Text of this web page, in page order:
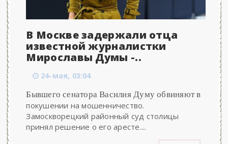
В Москве задержали отца
известной журналистки
Мирославы Думы -..
24-мая, 03:04
Бывшего сенатора Василия Думу обвиняют в
покушении на мошенничество.
Замоскворецкий районный суд столицы
принял решение о его аресте....